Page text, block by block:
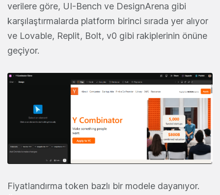
verilere göre, UI-Bench ve DesignArena gibi
karşılaştırmalarda platform birinci sırada yer alıyor
ve Lovable, Replit, Bolt, v0 gibi rakiplerinin önüne
geçiyor.
Fiyatlandırma token bazlı bir modele dayanıyor.